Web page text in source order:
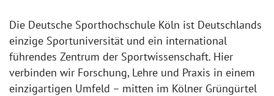
Die Deutsche Sporthochschule Köln ist Deutschlands
einzige Sportuniversität und ein international
führendes Zentrum der Sportwissenschaft. Hier
verbinden wir Forschung, Lehre und Praxis in einem
einzigartigen Umfeld – mitten im Kölner Grüngürtel